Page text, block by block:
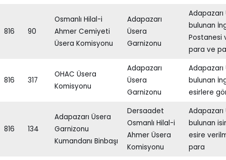
816 90
Osmanlı Hilal-i
Ahmer Cemiyeti
Üsera Komisyonu
Adapazarı
Üsera
Garnizonu
bulunan
Postanesi
para ve
816 317
OHAC Üsera
Komisyonu
Adapazarı
Üsera
Garnizonu
bulunan
esirlere
816 134
Adapazarı Üsera
Garnizonu
Kumandanı Binbaşı
Dersaadet
Osmanlı Hilal-i
Ahmer Üsera
Komisyonu
bulunan
esire
para